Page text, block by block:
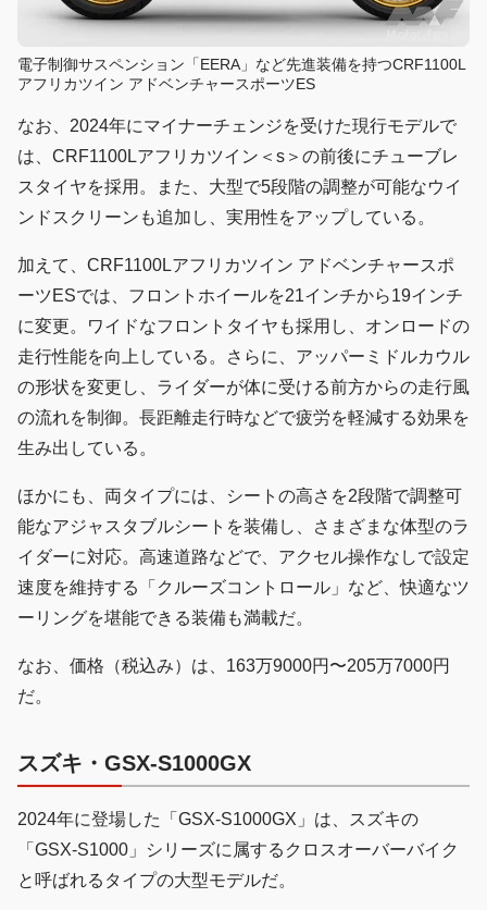
電子制御サスペンション「EERA」など先進装備を持つCRF1100L
アフリカツイン アドベンチャースポーツES
なお、2024年にマイナーチェンジを受けた現行モデルで
は、CRF1100Lアフリカツイン＜s＞の前後にチューブレ
スタイヤを採用。また、大型で5段階の調整が可能なウイ
ンドスクリーンも追加し、実用性をアップしている。
加えて、CRF1100Lアフリカツイン アドベンチャースポ
ーツESでは、フロントホイールを21インチから19インチ
に変更。ワイドなフロントタイヤも採用し、オンロードの
走行性能を向上している。さらに、アッパーミドルカウル
の形状を変更し、ライダーが体に受ける前方からの走行風
の流れを制御。長距離走行時などで疲労を軽減する効果を
生み出している。
ほかにも、両タイプには、シートの高さを2段階で調整可
能なアジャスタブルシートを装備し、さまざまな体型のラ
イダーに対応。高速道路などで、アクセル操作なしで設定
速度を維持する「クルーズコントロール」など、快適なツ
ーリングを堪能できる装備も満載だ。
なお、価格（税込み）は、163万9000円〜205万7000円
だ。
スズキ・GSX-S1000GX
2024年に登場した「GSX-S1000GX」は、スズキの
「GSX-S1000」シリーズに属するクロスオーバーバイク
と呼ばれるタイプの大型モデルだ。